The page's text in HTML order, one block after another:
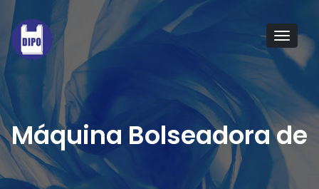
Máquina Bolseadora de